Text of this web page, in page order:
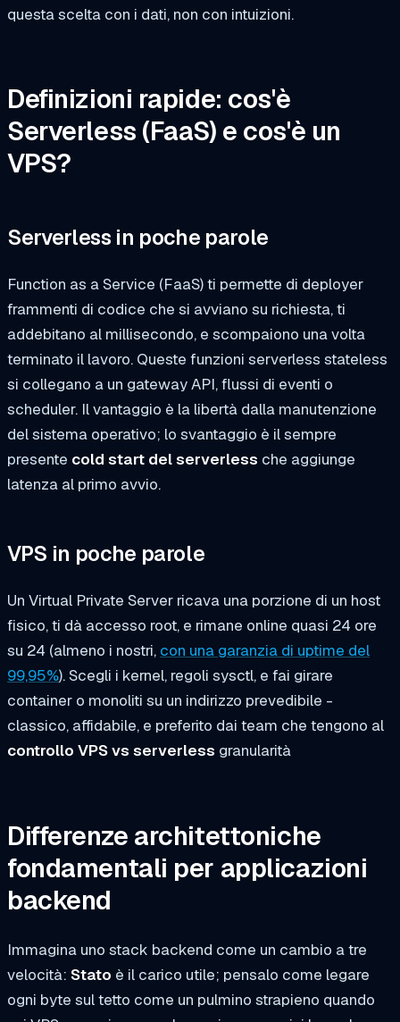
questa scelta con i dati, non con intuizioni.
Definizioni rapide: cos'è
Serverless (FaaS) e cos'è un
VPS?
Serverless in poche parole
Function as a Service (FaaS) ti permette di deployer
frammenti di codice che si avviano su richiesta, ti
addebitano al millisecondo, e scompaiono una volta
terminato il lavoro. Queste funzioni serverless stateless
si collegano a un gateway API, flussi di eventi o
scheduler. Il vantaggio è la libertà dalla manutenzione
del sistema operativo; lo svantaggio è il sempre
presente cold start del serverless che aggiunge
latenza al primo avvio.
VPS in poche parole
Un Virtual Private Server ricava una porzione di un host
fisico, ti dà accesso root, e rimane online quasi 24 ore
su 24 (almeno i nostri, con una garanzia di uptime del
99,95%). Scegli i kernel, regoli sysctl, e fai girare
container o monoliti su un indirizzo prevedibile -
classico, affidabile, e preferito dai team che tengono al
controllo VPS vs serverless granularità
Differenze architettoniche
fondamentali per applicazioni
backend
Immagina uno stack backend come un cambio a tre
velocità: Stato è il carico utile; pensalo come legare
ogni byte sul tetto come un pulmino strapieno quando